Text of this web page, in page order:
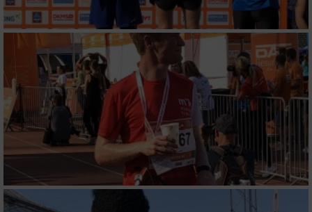
Verwendung von Profilen zur Auswahl
personalisierter Inhalte
Messung der Werbeleistung
Messung der Performance von Inhalten
Analyse von Zielgruppen durch Statistiken
oder Kombinationen von Daten aus
verschiedenen Quellen
Entwicklung und Verbesserung der Angebote